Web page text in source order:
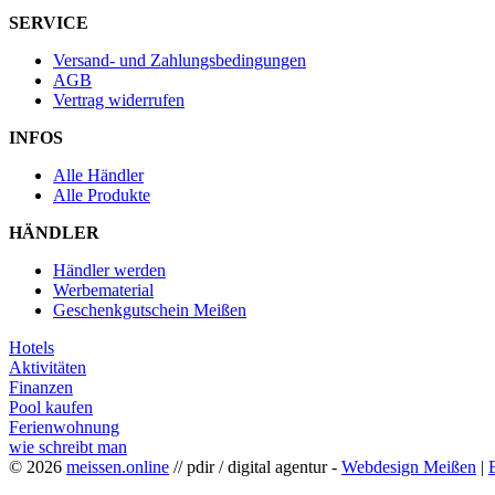
SERVICE
Versand- und Zahlungsbedingungen
AGB
Vertrag widerrufen
INFOS
Alle Händler
Alle Produkte
HÄNDLER
Händler werden
Werbematerial
Geschenkgutschein Meißen
Hotels
Aktivitäten
Finanzen
Pool kaufen
Ferienwohnung
wie schreibt man
© 2026 meissen.online // pdir / digital agentur - Webdesign Meißen |